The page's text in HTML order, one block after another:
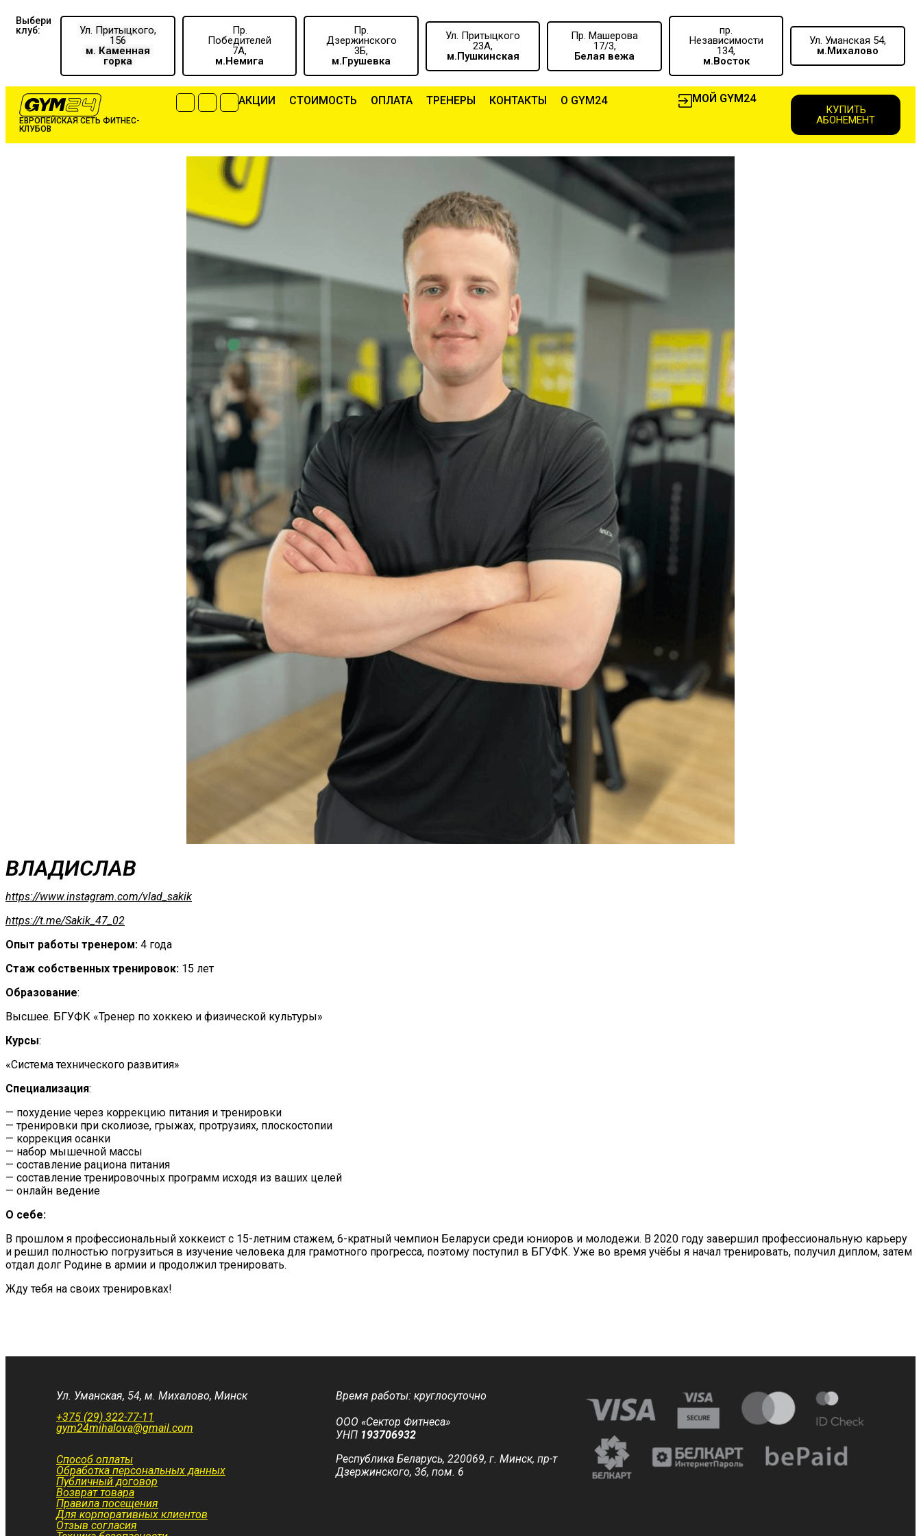
Выбери
клуб:
Ул. Притыцкого,
156
м. Каменная
горка
Пр.
Победителей
7А,
м.Немига
Пр.
Дзержинского
3Б,
м.Грушевка
Ул. Притыцкого
23А,
м.Пушкинская
Пр. Машерова
17/3,
Белая вежа
пр.
Независимости
134,
м.Восток
Ул. Уманская 54,
м.Михалово
ЕВРОПЕЙСКАЯ СЕТЬ ФИТНЕС-
КЛУБОВ
АКЦИИ CТОИМОСТЬ ОПЛАТА ТРЕНЕРЫ КОНТАКТЫ О GYM24 МОЙ GYM24
КУПИТЬ
АБОНЕМЕНТ
ВЛАДИСЛАВ
https://www.instagram.com/vlad_sakik
https://t.me/Sakik_47_02
Опыт работы тренером: 4 года
Стаж собственных тренировок: 15 лет
Образование:
Высшее. БГУФК «Тренер по хоккею и физической культуры»
Курсы:
«Система технического развития»
Специализация:
— похудение через коррекцию питания и тренировки
— тренировки при сколиозе, грыжах, протрузиях, плоскостопии
— коррекция осанки
— набор мышечной массы
— составление рациона питания
— составление тренировочных программ исходя из ваших целей
— онлайн ведение
О себе:
В прошлом я профессиональный хоккеист с 15-летним стажем, 6-кратный чемпион Беларуси среди юниоров и молодежи. В 2020 году завершил профессиональную карьеру
и решил полностью погрузиться в изучение человека для грамотного прогресса, поэтому поступил в БГУФК. Уже во время учёбы я начал тренировать, получил диплом, затем
отдал долг Родине в армии и продолжил тренировать.
Жду тебя на своих тренировках!
Ул. Уманская, 54, м. Михалово, Минск
+375 (29) 322-77-11
gym24mihalova@gmail.com
Способ оплаты
Обработка персональных данных
Публичный договор
Возврат товара
Правила посещения
Для корпоративных клиентов
Отзыв согласия
Время работы: круглосуточно
ООО «Сектор Фитнеса»
УНП 193706932
Республика Беларусь, 220069, г. Минск, пр-т
Дзержинского, 3б, пом. 6